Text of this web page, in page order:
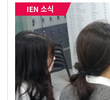
IEN 소식